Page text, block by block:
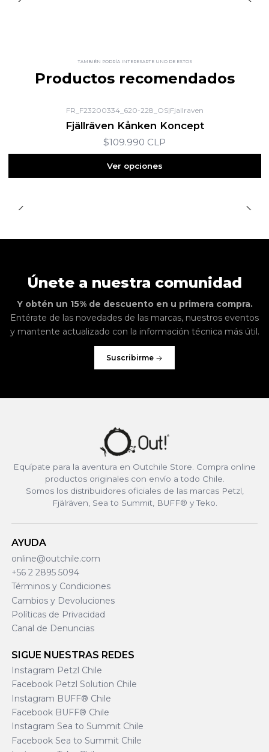
TAMBIÉN PODRÍA INTERESARTE UNO DE ESTOS
Productos recomendados
FR_F23200334_620-228_OS|Fjallraven
Fjällräven Kånken Koncept
$109.990 CLP
Ver opciones
Únete a nuestra comunidad
Y obtén un 15% de descuento en u primera compra.
Entérate de las novedades de las marcas, nuestros eventos
y mantente actualizado con la información técnica más útil.
Suscribirme
Equípate para la aventura en Outchile Store. Compra online
productos originales con envío a todo Chile.
Somos los distribuidores oficiales de las marcas Petzl,
Fjälräven, Sea to Summit, BUFF® y Teko.
AYUDA
online@outchile.com
+56 2 2895 5094
Términos y Condiciones
Cambios y Devoluciones
Políticas de Privacidad
Canal de Denuncias
SIGUE NUESTRAS REDES
Instagram Petzl Chile
Facebook Petzl Solution Chile
Instagram BUFF® Chile
Facebook BUFF® Chile
Instagram Sea to Summit Chile
Facebook Sea to Summit Chile